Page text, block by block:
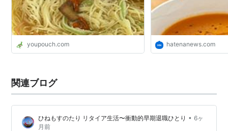
youpouch.com hatenanews.com
関連ブログ
ひねもすのたり リタイア生活〜衝動的早期退職ひとり • 6ヶ
月前